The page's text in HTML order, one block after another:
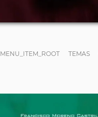
MENU_ITEM_ROOT TEMAS